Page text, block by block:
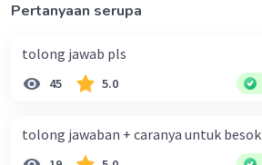
Pertanyaan serupa
tolong jawab pls
45 5.0
tolong jawaban + caranya untuk besok